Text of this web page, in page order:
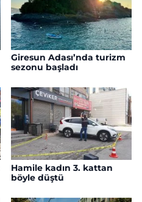
Giresun Adası’nda turizm
sezonu başladı
Hamile kadın 3. kattan
böyle düştü